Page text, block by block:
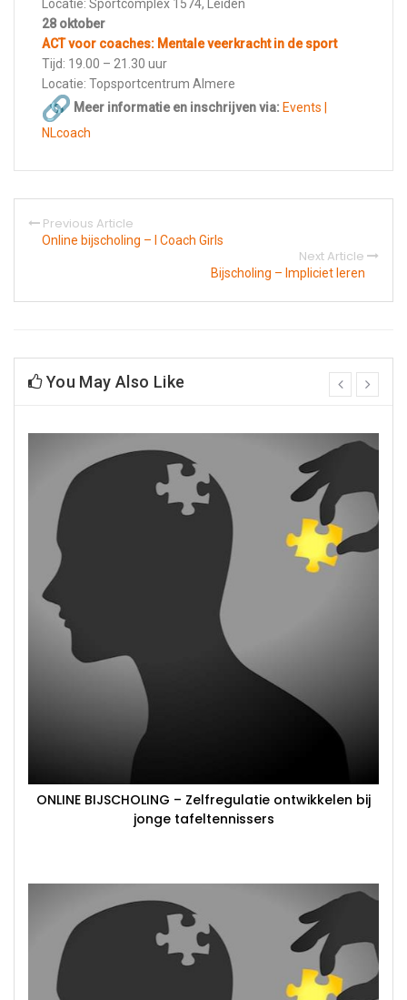
Locatie: Sportcomplex 1574, Leiden
28 oktober
ACT voor coaches: Mentale veerkracht in de sport
Tijd: 19.00 – 21.30 uur
Locatie: Topsportcentrum Almere
Meer informatie en inschrijven via: Events |
NLcoach
Previous Article
Online bijscholing – I Coach Girls
Next Article
Bijscholing – Impliciet leren
You May Also Like
ONLINE BIJSCHOLING – Zelfregulatie ontwikkelen bij
jonge tafeltennissers
prev